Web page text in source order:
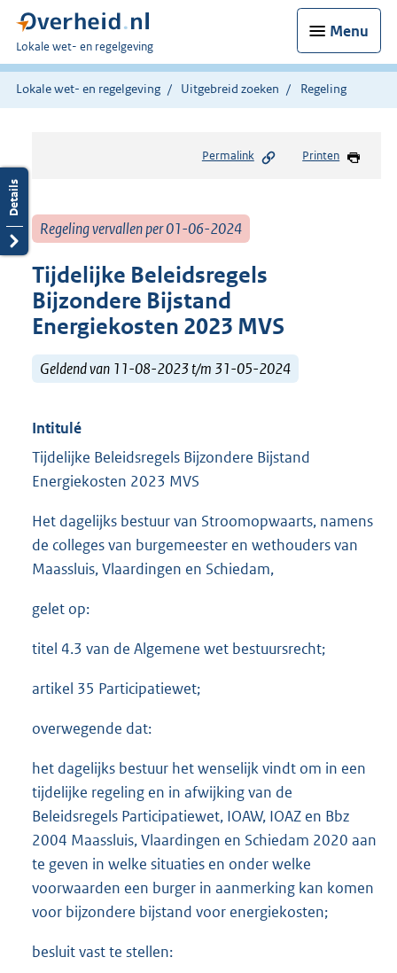
Menu
U
bent
hier:
Lokale wet- en regelgeving
Lokale wet- en regelgeving Uitgebreid zoeken Regeling
Permalink Printen
Regeling vervallen per 01-06-2024
Tijdelijke Beleidsregels
Bijzondere Bijstand
Energiekosten 2023 MVS
Geldend van 11-08-2023 t/m 31-05-2024
Intitulé
Tijdelijke Beleidsregels Bijzondere Bijstand
Energiekosten 2023 MVS
Het dagelijks bestuur van Stroomopwaarts, namens
de colleges van burgemeester en wethouders van
Maassluis, Vlaardingen en Schiedam,
gelet op:
titel 4.3 van de Algemene wet bestuursrecht;
artikel 35 Participatiewet;
overwegende dat:
het dagelijks bestuur het wenselijk vindt om in een
tijdelijke regeling en in afwijking van de
Beleidsregels Participatiewet, IOAW, IOAZ en Bbz
2004 Maassluis, Vlaardingen en Schiedam 2020 aan
te geven in welke situaties en onder welke
voorwaarden een burger in aanmerking kan komen
voor bijzondere bijstand voor energiekosten;
besluit vast te stellen: